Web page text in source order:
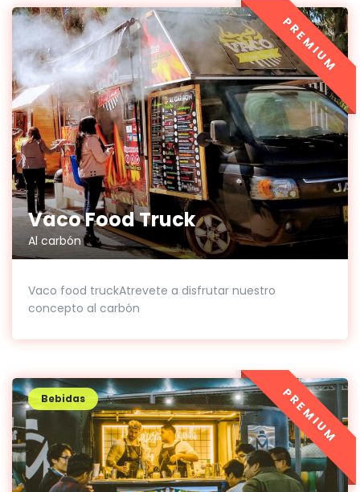
Vaco Food Truck
Al carbón
Vaco food truckAtrevete a disfrutar nuestro
concepto al carbón
PREMIUM
Bebidas PREMIUM